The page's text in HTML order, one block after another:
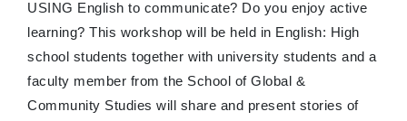
USING English to communicate? Do you enjoy active
learning? This workshop will be held in English: High
school students together with university students and a
faculty member from the School of Global &
Community Studies will share and present stories of